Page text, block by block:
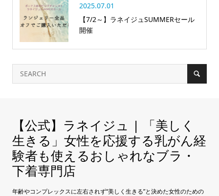
2025.07.01
【7/2～】ラネイジュSUMMERセール
開催
【公式】ラネイジュ | 「美しく
生きる」女性を応援する乳がん経
験者も使えるおしゃれなブラ・
下着専門店
年齢やコンプレックスに左右されず“美しく生きる”と決めた女性のための